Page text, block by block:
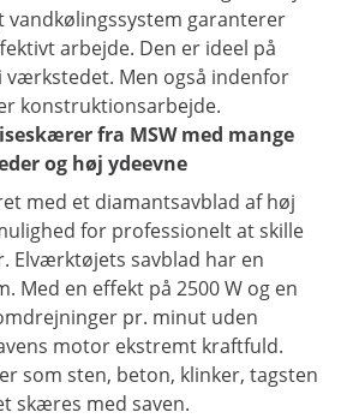
garanterer
arbejde. Den er ideel på
værkstedet. Men også indenfor
konstruktionsarbejde.
fra MSW med mange
og høj ydeevne
med et diamantsavblad af høj
for professionelt at skille
Elværktøjets savblad har en
Med en effekt på 2500 W og en
pr. minut uden
motor ekstremt kraftfuld.
som sten, beton, klinker, tagsten
skæres med saven.